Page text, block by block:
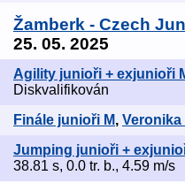
Žamberk - Czech
25. 05. 2025
Agility junioři + exjunioři
Diskvalifikován
Finále junioři M,
Jumping junioři +
38.81 s, 0.0 tr. b., 4.59 m/s